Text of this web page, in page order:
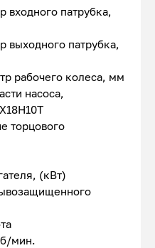
входного патрубка,
выходного патрубка,
рабочего колеса, мм
насоса,
торцового
(кВт)
мин.